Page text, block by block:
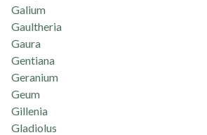
Galium
Gaultheria
Gaura
Gentiana
Geranium
Geum
Gillenia
Gladiolus